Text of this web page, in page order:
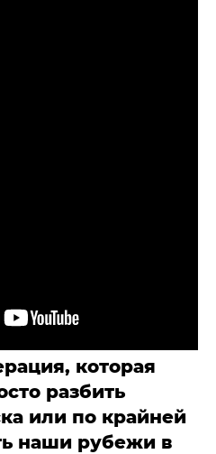
которая
разбить
или по крайней
наши рубежи в